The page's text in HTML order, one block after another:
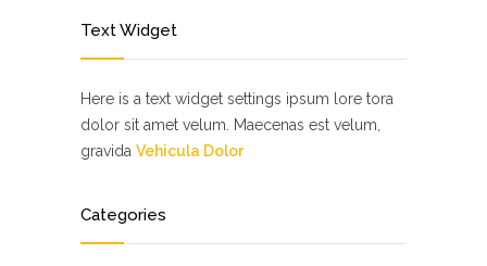
Text Widget
Here is a text widget settings ipsum lore tora
dolor sit amet velum. Maecenas est velum,
gravida Vehicula Dolor
Categories